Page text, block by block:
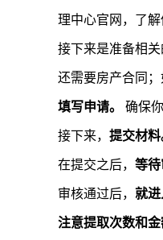
理中心官网，了解
接下来是准备相关
还需要房产合同
填写申请。 确保
接下来， 提交材料
在提交之后， 等待
审核通过后， 就进
注意提取次数和金